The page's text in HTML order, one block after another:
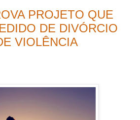
PROJETO QUE
DE DIVÓRCIO
VIOLÊNCIA